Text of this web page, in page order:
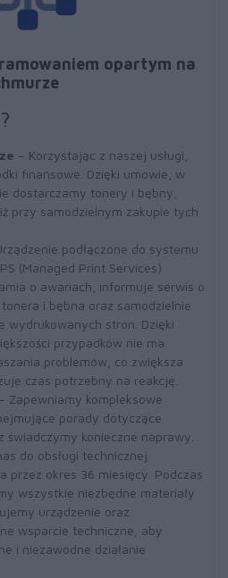
opartym na
– Korzystając z naszej usługi,
finansowe. Dzięki umowie, w
dostarczamy tonery i bębny,
przy samodzielnym zakupie tych
podłączone do systemu
(Managed Print Services)
o awariach, informuje serwis o
i bębna oraz samodzielnie
wydrukowanych stron. Dzięki
przypadków nie ma
problemów, co zwiększa
czas potrzebny na reakcję.
– Zapewniamy kompleksowe
porady dotyczące
świadczymy konieczne naprawy.
do obsługi technicznej
przez okres 36 miesięcy. Podczas
wszystkie niezbędne materiały
urządzenie oraz
wsparcie techniczne, aby
i niezawodne działanie